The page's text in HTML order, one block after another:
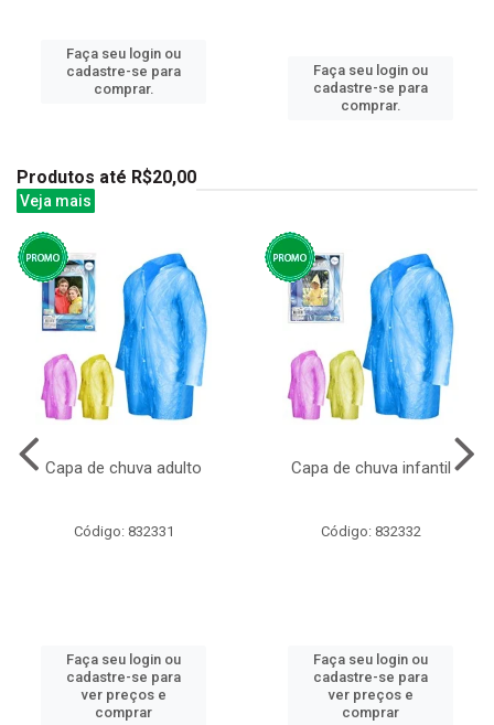
Faça seu login ou
cadastre-se para
comprar.
Faça seu login ou
cadastre-se para
comprar.
Produtos até R$20,00
Veja mais
Capa de chuva adulto
Código: 832331
Faça seu login ou
cadastre-se para
ver preços e
comprar
Capa de chuva infantil
Código: 832332
Faça seu login ou
cadastre-se para
ver preços e
comprar